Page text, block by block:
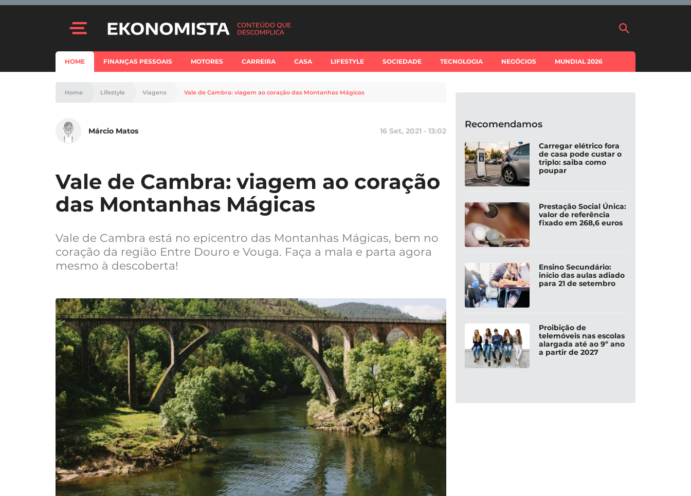
HOME FINANÇAS PESSOAIS MOTORES CARREIRA CASA LIFESTYLE SOCIEDADE TECNOLOGIA NEGÓCIOS MUNDIAL 2026
Home Lifestyle Viagens Vale de Cambra: viagem ao coração das Montanhas Mágicas
Márcio Matos 16 Set, 2021 - 13:02
Vale de Cambra: viagem ao coração
das Montanhas Mágicas
Vale de Cambra está no epicentro das Montanhas Mágicas, bem no
coração da região Entre Douro e Vouga. Faça a mala e parta agora
mesmo à descoberta!
Recomendamos
Carregar elétrico fora
de casa pode custar o
triplo: saiba como
poupar
Prestação Social Única:
valor de referência
fixado em 268,6 euros
Ensino Secundário:
início das aulas adiado
para 21 de setembro
Proibição de
telemóveis nas escolas
alargada até ao 9º ano
a partir de 2027